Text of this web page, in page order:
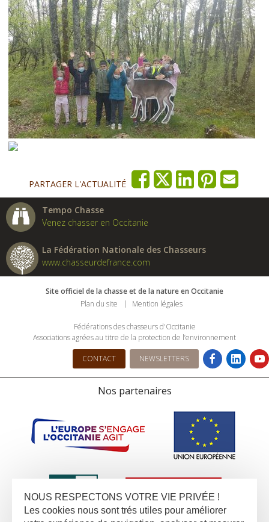
PARTAGER L'ACTUALITÉ
Tempo Chasse
Venez chasser en Occitanie
La Fédération Nationale des Chasseurs
www.chasseurdefrance.com
Site officiel de la chasse et de la nature en Occitanie
Plan du site
Mention légales
Fédérations des chasseurs d'Occitanie
Associations agrées au titre de la protection de l’environnement
CONTACT NEWSLETTERS
Nos partenaires
NOUS RESPECTONS VOTRE VIE PRIVÉE !
Les cookies nous sont trés utiles pour améliorer